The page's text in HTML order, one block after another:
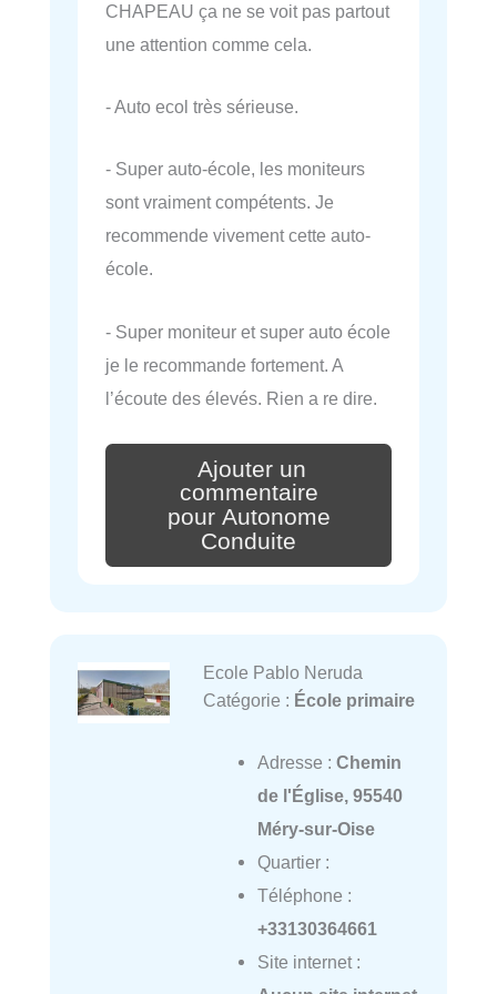
CHAPEAU ça ne se voit pas partout
une attention comme cela.
- Auto ecol très sérieuse.
- Super auto-école, les moniteurs
sont vraiment compétents. Je
recommende vivement cette auto-
école.
- Super moniteur et super auto école
je le recommande fortement. A
l’écoute des élevés. Rien a re dire.
Ajouter un
commentaire
pour Autonome
Conduite
Ecole Pablo Neruda
Catégorie : École primaire
Adresse : Chemin
de l'Église, 95540
Méry-sur-Oise
Quartier :
Téléphone :
+33130364661
Site internet :